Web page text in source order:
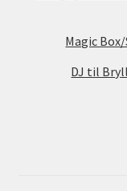
Magic
DJ til